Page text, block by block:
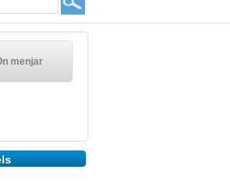
menjar